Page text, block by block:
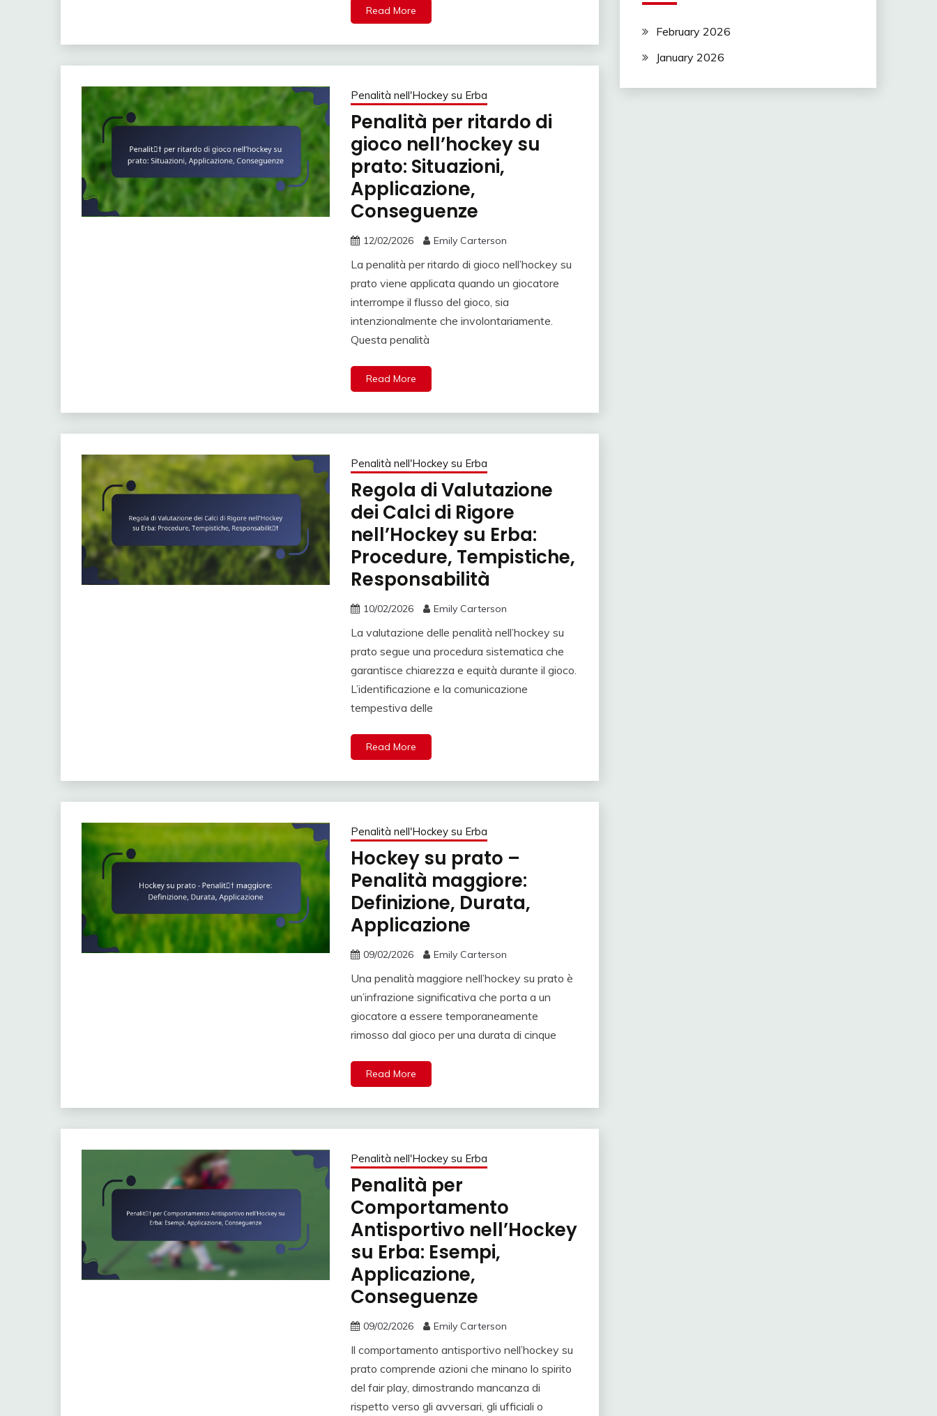
Read More
Penalità nell'Hockey su Erba
Penalità per ritardo di
gioco nell’hockey su
prato: Situazioni,
Applicazione,
Conseguenze
12/02/2026 Emily Carterson
La penalità per ritardo di gioco nell’hockey su
prato viene applicata quando un giocatore
interrompe il flusso del gioco, sia
intenzionalmente che involontariamente.
Questa penalità
Read More
Penalità nell'Hockey su Erba
Regola di Valutazione
dei Calci di Rigore
nell’Hockey su Erba:
Procedure, Tempistiche,
Responsabilità
10/02/2026 Emily Carterson
La valutazione delle penalità nell’hockey su
prato segue una procedura sistematica che
garantisce chiarezza e equità durante il gioco.
L’identificazione e la comunicazione
tempestiva delle
Read More
Penalità nell'Hockey su Erba
Hockey su prato –
Penalità maggiore:
Definizione, Durata,
Applicazione
09/02/2026 Emily Carterson
Una penalità maggiore nell’hockey su prato è
un’infrazione significativa che porta a un
giocatore a essere temporaneamente
rimosso dal gioco per una durata di cinque
Read More
Penalità nell'Hockey su Erba
Penalità per
Comportamento
Antisportivo nell’Hockey
su Erba: Esempi,
Applicazione,
Conseguenze
09/02/2026 Emily Carterson
Il comportamento antisportivo nell’hockey su
prato comprende azioni che minano lo spirito
del fair play, dimostrando mancanza di
rispetto verso gli avversari, gli ufficiali o
February 2026
January 2026